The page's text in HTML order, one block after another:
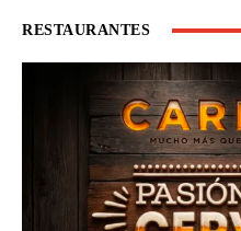
RESTAURANTES